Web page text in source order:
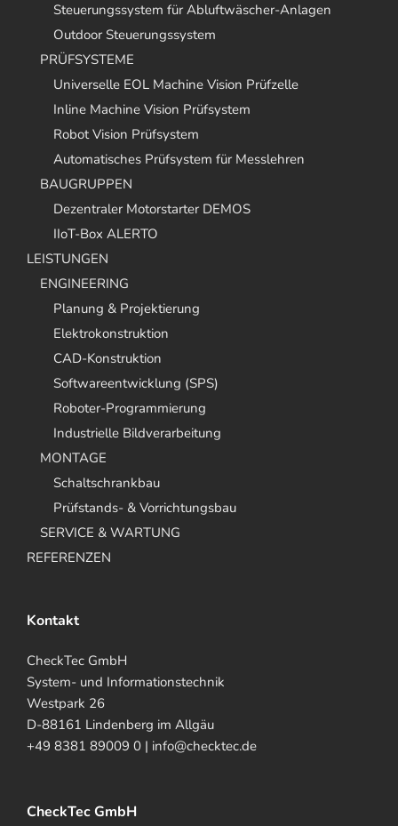
Steuerungssystem für Abluftwäscher-Anlagen
Outdoor Steuerungssystem
PRÜFSYSTEME
Universelle EOL Machine Vision Prüfzelle
Inline Machine Vision Prüfsystem
Robot Vision Prüfsystem
Automatisches Prüfsystem für Messlehren
BAUGRUPPEN
Dezentraler Motorstarter DEMOS
IIoT-Box ALERTO
LEISTUNGEN
ENGINEERING
Planung & Projektierung
Elektrokonstruktion
CAD-Konstruktion
Softwareentwicklung (SPS)
Roboter-Programmierung
Industrielle Bildverarbeitung
MONTAGE
Schaltschrankbau
Prüfstands- & Vorrichtungsbau
SERVICE & WARTUNG
REFERENZEN
Kontakt
CheckTec GmbH
System- und Informationstechnik
Westpark 26
D-88161 Lindenberg im Allgäu
+49 8381 89009 0 | info@checktec.de
CheckTec GmbH